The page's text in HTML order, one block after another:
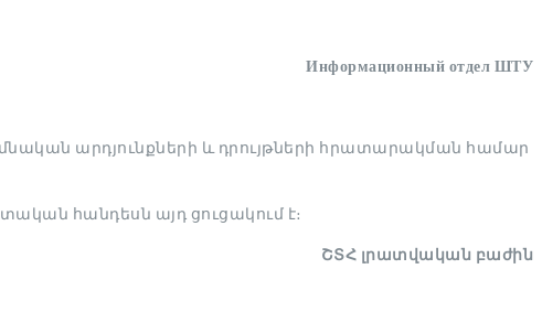
Информационный отдел ШТУ
արդյունքների և դրույթների հրատարակման համար
հանդեսն այդ ցուցակում է։
ՇՏՀ լրատվական բաժին